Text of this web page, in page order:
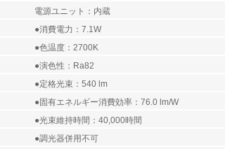
電源ユニット：内蔵
●消費電力：7.1W
●色温度：2700K
●演色性：Ra82
●定格光束：540 lm
●固有エネルギー消費効率：76.0 lm/W
●光束維持時間：40,000時間
●調光器併用不可